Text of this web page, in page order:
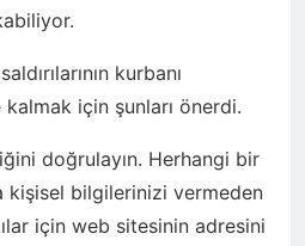
kurbanı
için şunları önerdi.
doğrulayın. Herhangi bir
kişisel bilgilerinizi vermeden
için web sitesinin adresini